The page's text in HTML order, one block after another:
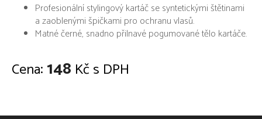
Profesionální stylingový kartáč se syntetickými štětinami
a zaoblenými špičkami pro ochranu vlasů.
Matné černé, snadno přilnavé pogumované tělo kartáče.
Cena:148 Kč s DPH